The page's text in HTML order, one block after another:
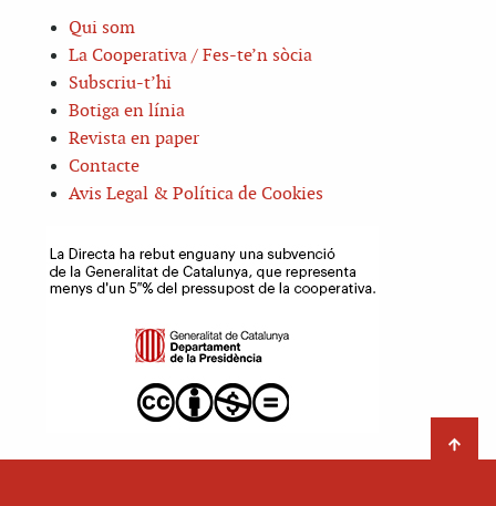
Qui som
La Cooperativa / Fes-te’n sòcia
Subscriu-t’hi
Botiga en línia
Revista en paper
Contacte
Avis Legal & Política de Cookies